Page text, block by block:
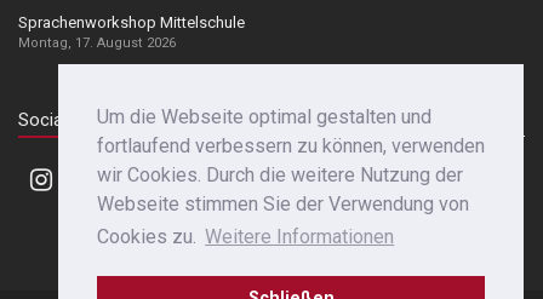
Um die Webseite optimal gestalten und
fortlaufend verbessern zu können, verwenden
wir Cookies. Durch die weitere Nutzung der
Webseite stimmen Sie der Verwendung von
Cookies zu. Weitere Informationen
Sprachenworkshop Mittelschule
Montag, 17. August 2026
Social Media